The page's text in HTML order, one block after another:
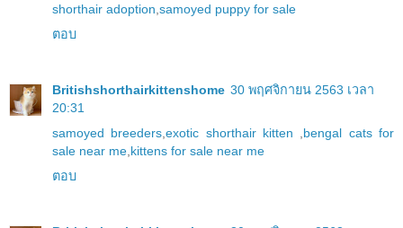
shorthair adoption,samoyed puppy for sale
ตอบ
Britishshorthairkittenshome 30 พฤศจิกายน 2563 เวลา
20:31
samoyed breeders,exotic shorthair kitten ,bengal cats for
sale near me,kittens for sale near me
ตอบ